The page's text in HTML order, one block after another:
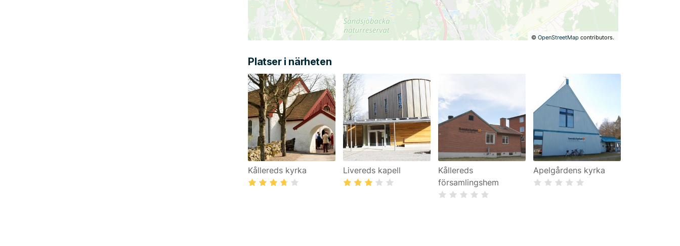
©OpenStreetMap contributors.
Platser i närheten
Kållereds kyrka Livereds kapell
Kållereds
församlingshem
Apelgårdens kyrka